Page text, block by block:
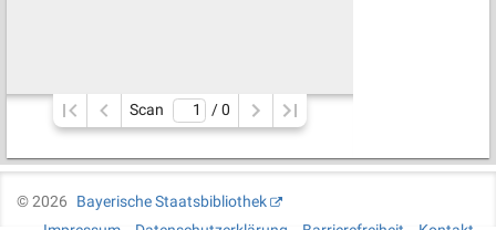
Scan / 0
©2026
Bayerische Staatsbibliothek